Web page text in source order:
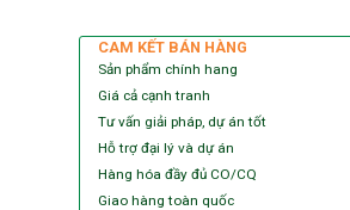
CAM KẾT BÁN HÀNG
Sản phẩm chính hang
Giá cả cạnh tranh
Tư vấn giải pháp, dự án tốt
Hỗ trợ đại lý và dự án
Hàng hóa đầy đủ CO/CQ
Giao hàng toàn quốc